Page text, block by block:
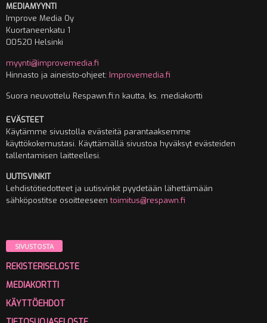
MEDIAMYYNTI
Improve Media Oy
Kuortaneenkatu 1
00520 Helsinki
myynti@improvemedia.fi
Hinnasto ja aineisto-ohjeet: Improvemedia.fi
Suora neuvottelu Respawn.fi:n kautta, ks. mediakortti
EVÄSTEET
Käytämme sivustolla evästeitä parantaaksemme
käyttökokemustasi. Käyttämällä sivustoa hyväksyt evästeiden
tallentamisen laitteellesi.
UUTISVINKIT
Lehdistötiedotteet ja uutisvinkit pyydetään lähettämään
sähköpostitse osoitteeseentoimitus@respawn.fi
SIVUSTOSTA
REKISTERISELOSTE
MEDIAKORTTI
KÄYTTÖEHDOT